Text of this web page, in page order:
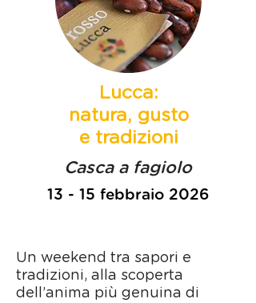
Lucca:
natura, gusto
e tradizioni
Casca a fagiolo
13 - 15 febbraio 2026
Un weekend tra sapori e
tradizioni, alla scoperta
dell’anima più genuina di